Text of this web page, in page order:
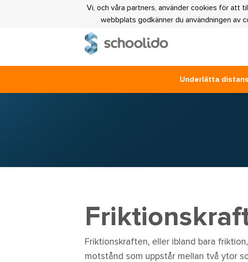
Vi, och våra partners, använder cookies för att
webbplats godkänner du användningen av
Underlätta
Friktionskraften, eller ibland bara
motstånd som uppstår mellan två ytor